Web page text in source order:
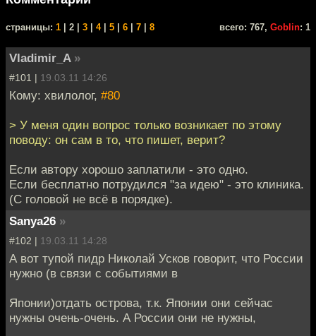
cтраницы: 1 | 2 | 3 4| 5 6 7 8 всего: 767, Goblin: 1
Vladimir_A »
#101 | 19.03.11 14:26
Кому: хвилолог, #80
> У меня один вопрос только возникает по этому
поводу: он сам в то, что пишет, верит?
Если автору хорошо заплатили - это одно.
Если бесплатно потрудился "за идею" - это клиника.
(С головой не всё в порядке).
Sanya26 »
#102 | 19.03.11 14:28
А вот тупой пидр Николай Усков говорит, что России
нужно (в связи с событиями в
Японии)отдать острова, т.к. Японии они сейчас
нужны очень-очень. А России они не нужны,